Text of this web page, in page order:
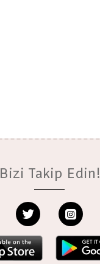
Bizi Takip Edin!